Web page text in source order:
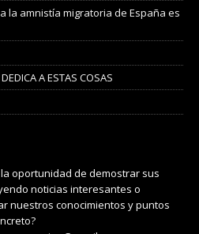
la amnistía migratoria de España es
A ESTAS COSAS
oportunidad de demostrar sus
noticias interesantes o
nuestros conocimientos y puntos